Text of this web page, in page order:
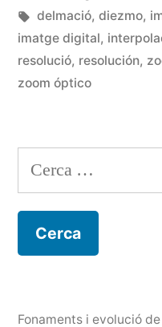
en
Etiquetes:
delmació, diezmo,
imatge digital,
resolució, resolución,
zoom óptico
Cerca:
Fonaments i evolució